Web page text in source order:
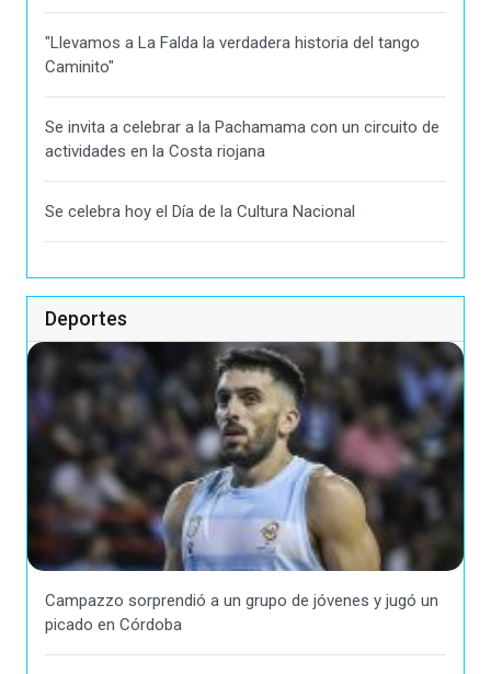
"Llevamos a La Falda la verdadera historia del tango
Caminito"
Se invita a celebrar a la Pachamama con un circuito de
actividades en la Costa riojana
Se celebra hoy el Día de la Cultura Nacional
Deportes
Campazzo sorprendió a un grupo de jóvenes y jugó un
picado en Córdoba